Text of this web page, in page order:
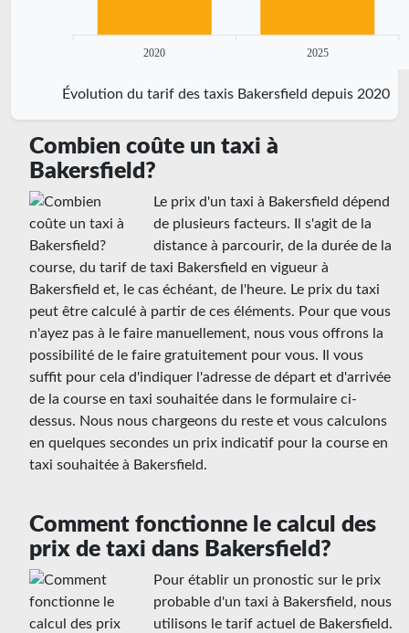
2020 2025
Évolution du tarif des taxis Bakersfield depuis 2020
Combien coûte un taxi à
Bakersfield?
Le prix d'un taxi à Bakersfield dépend
de plusieurs facteurs. Il s'agit de la
distance à parcourir, de la durée de la
course, du tarif de taxi Bakersfield en vigueur à
Bakersfield et, le cas échéant, de l'heure. Le prix du taxi
peut être calculé à partir de ces éléments. Pour que vous
n'ayez pas à le faire manuellement, nous vous offrons la
possibilité de le faire gratuitement pour vous. Il vous
suffit pour cela d'indiquer l'adresse de départ et d'arrivée
de la course en taxi souhaitée dans le formulaire ci-
dessus. Nous nous chargeons du reste et vous calculons
en quelques secondes un prix indicatif pour la course en
taxi souhaitée à Bakersfield.
Comment fonctionne le calcul des
prix de taxi dans Bakersfield?
Pour établir un pronostic sur le prix
probable d'un taxi à Bakersfield, nous
utilisons le tarif actuel de Bakersfield.